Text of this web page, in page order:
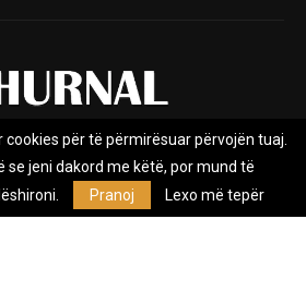
Marketing
Kontakt
Privacy Policy
e Lajmeve e pavarur, e themeluar në vitin
për të përmirësuar përvojën tuaj.
se jeni dakord me këtë, por mund të
Pranoj Lexo më tepër